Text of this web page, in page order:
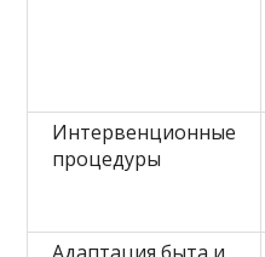
Интервенционные
процедуры